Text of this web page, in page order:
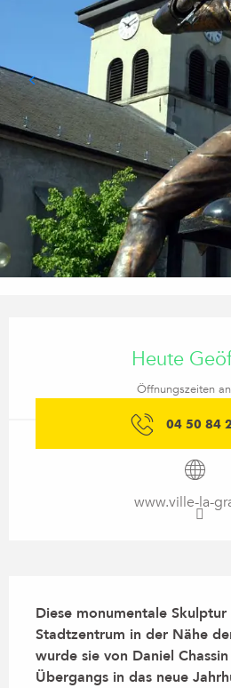
Heute
Öffnungszeiten
04 50 84
www.ville-la-
Diese monumentale
Stadtzentrum in der Nähe
wurde sie von Daniel
Übergangs in das neue